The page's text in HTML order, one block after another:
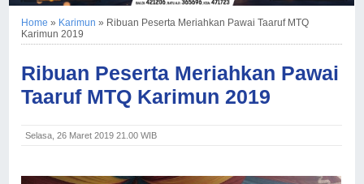
Home » Karimun » Ribuan Peserta Meriahkan Pawai Taaruf MTQ
Karimun 2019
Ribuan Peserta Meriahkan Pawai
Taaruf MTQ Karimun 2019
Selasa, 26 Maret 2019 21.00 WIB